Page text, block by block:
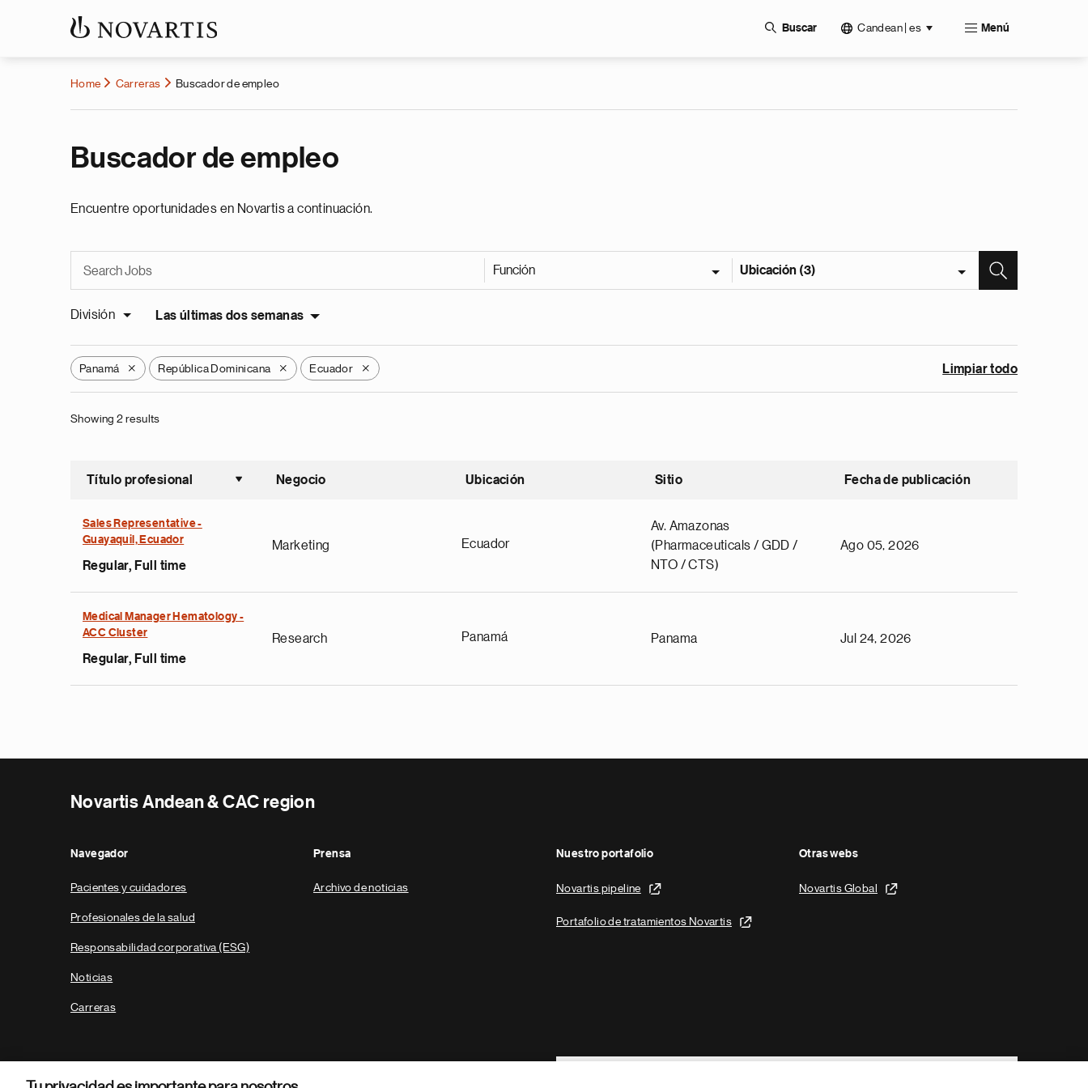
Buscar Candean | es Menú
Home Carreras Buscador de empleo
Buscador de empleo
Encuentre oportunidades en Novartis a continuación.
Función Ubicación (3)
División Las últimas dos semanas
Panamá X República Dominicana X Ecuador X Limpiar todo
Showing 2 results
Título profesional
Ordenar ascendente
Negocio Ubicación Sitio Fecha de publicación
Sales Representative -
Guayaquil, Ecuador
Regular, Full time
Marketing Ecuador
Av. Amazonas
(Pharmaceuticals / GDD /
NTO / CTS)
Ago 05, 2026
Medical Manager Hematology -
ACC Cluster
Regular, Full time
Research Panamá Panama Jul 24, 2026
Novartis Andean & CAC region
Navegador
Pacientes y cuidadores
Profesionales de la salud
Responsabilidad corporativa (ESG)
Noticias
Carreras
Prensa
Archivo de noticias
Nuestro portafolio
Novartis pipeline
Portafolio de tratamientos Novartis
Otras webs
Novartis Global
Footer Site Search